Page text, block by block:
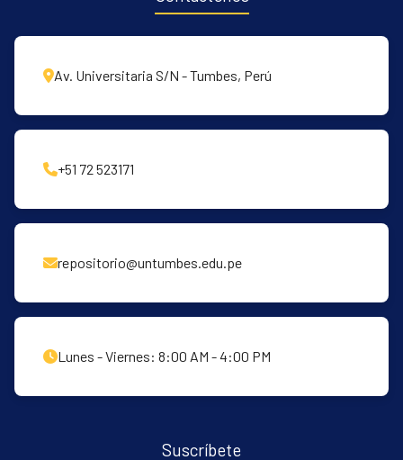
Av. Universitaria S/N - Tumbes, Perú
+51 72 523171
repositorio@untumbes.edu.pe
Lunes - Viernes: 8:00 AM - 4:00 PM
Suscríbete